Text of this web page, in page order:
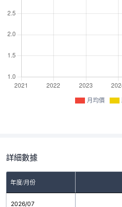
月均價
詳細數據
年度/月份
2026/07